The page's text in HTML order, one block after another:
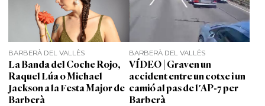
BARBERÀ DEL VALLÈS
La Banda del Coche Rojo,
Raquel Lúa o Michael
Jackson a la Festa Major de
Barberà
BARBERÀ DEL VALLÈS
VÍDEO | Graven un
accident entre un cotxe i un
camió al pas de l'AP-7 per
Barberà